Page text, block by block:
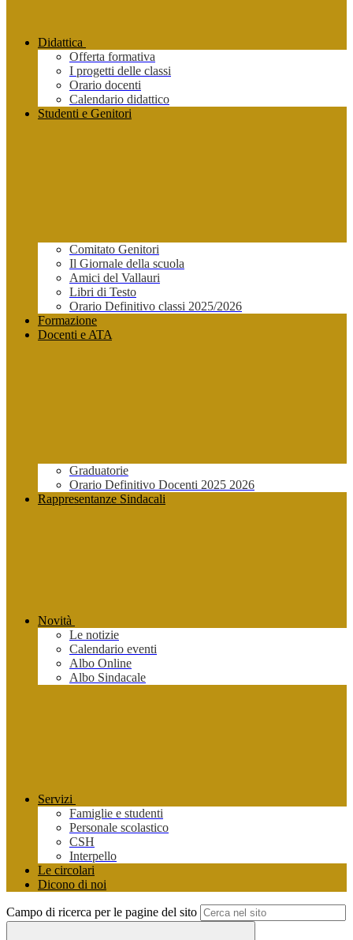
Didattica
Offerta formativa
I progetti delle classi
Orario docenti
Calendario didattico
Studenti e Genitori
Comitato Genitori
Il Giornale della scuola
Amici del Vallauri
Libri di Testo
Orario Definitivo classi 2025/2026
Formazione
Docenti e ATA
Graduatorie
Orario Definitivo Docenti 2025 2026
Rappresentanze Sindacali
Novità
Le notizie
Calendario eventi
Albo Online
Albo Sindacale
Servizi
Famiglie e studenti
Personale scolastico
CSH
Interpello
Le circolari
Dicono di noi
Campo di ricerca per le pagine del sito